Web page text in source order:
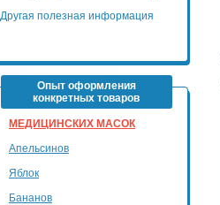
Другая полезная информация
Опыт оформления
конкретных товаров
МЕДИЦИНСКИХ МАСОК
Апельсинов
Яблок
Бананов